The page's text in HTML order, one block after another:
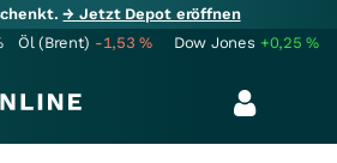
→ Jetzt Depot eröffnen
Öl (Brent) -1,53% Dow Jones +0,25%